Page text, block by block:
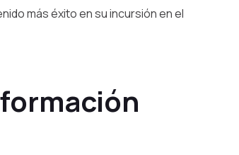
más éxito en su incursión en el